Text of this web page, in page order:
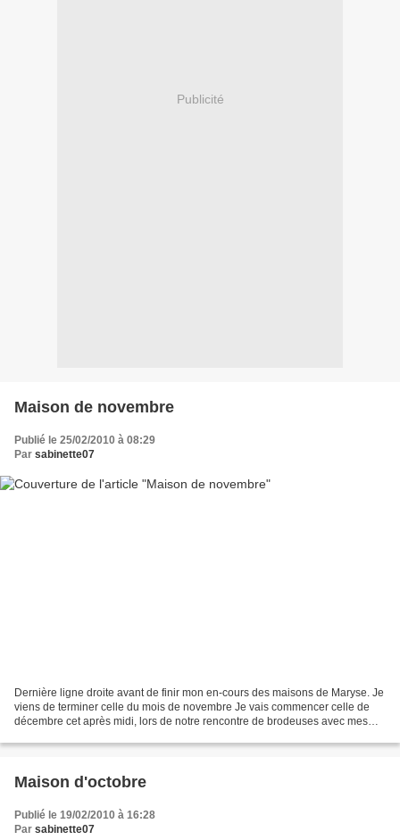
Publicité
Maison de novembre
Publié le 25/02/2010 à 08:29
Par sabinette07
Dernière ligne droite avant de finir mon en-cours des maisons de Maryse. Je
viens de terminer celle du mois de novembre Je vais commencer celle de
décembre cet après midi, lors de notre rencontre de brodeuses avec mes
Maison d'octobre
Publié le 19/02/2010 à 16:28
Par sabinette07